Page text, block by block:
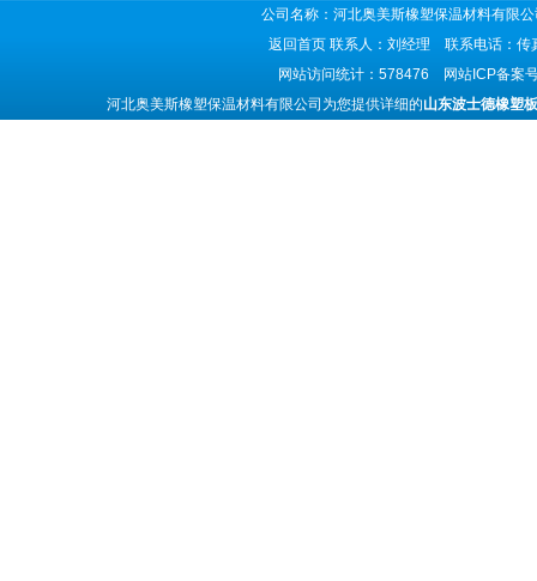
公司名称：河北奥美斯橡塑保温材料有
返回首页 联系人：刘经理 联系电话：
网站访问统计：578476 网站ICP备案
河北奥美斯橡塑保温材料有限公司为您提供详细的山东波士德橡塑